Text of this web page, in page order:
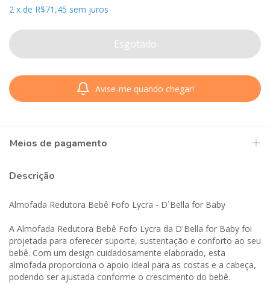
2 x de R$71,45 sem juros
Avise-me quando chegar!
Meios de pagamento
Descrição
Almofada Redutora Bebê Fofo Lycra - D´Bella for Baby
A Almofada Redutora Bebê Fofo Lycra da D'Bella for Baby foi
projetada para oferecer suporte, sustentação e conforto ao seu
bebê. Com um design cuidadosamente elaborado, esta
almofada proporciona o apoio ideal para as costas e a cabeça,
podendo ser ajustada conforme o crescimento do bebê.